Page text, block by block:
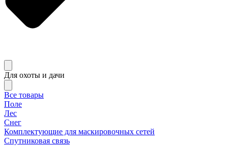
Для охоты и дачи
Все товары
Поле
Лес
Снег
Комплектующие для маскировочных сетей
Спутниковая связь